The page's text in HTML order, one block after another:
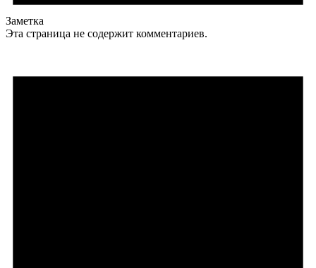
Заметка
Эта страница не содержит комментариев.